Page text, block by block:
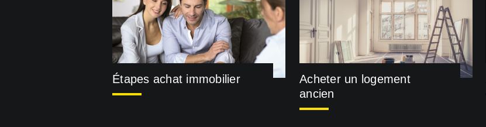
Étapes achat immobilier
Acheter un logement
ancien